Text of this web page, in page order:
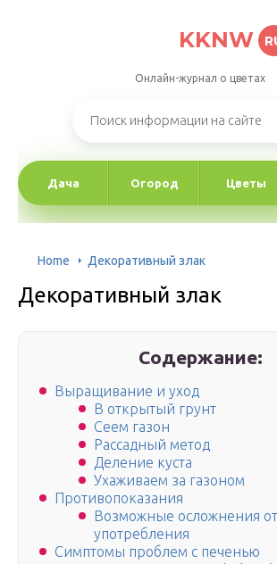
KKNW
Онлайн-журнал о цветах
Дача Огород Цветы
Home Декоративный злак
Декоративный злак
Содержание:
Выращивание и уход
В открытый грунт
Сеем газон
Рассадный метод
Деление куста
Ухаживаем за газоном
Противопоказания
Возможные осложнения от
употребления
Симптомы проблем с печенью